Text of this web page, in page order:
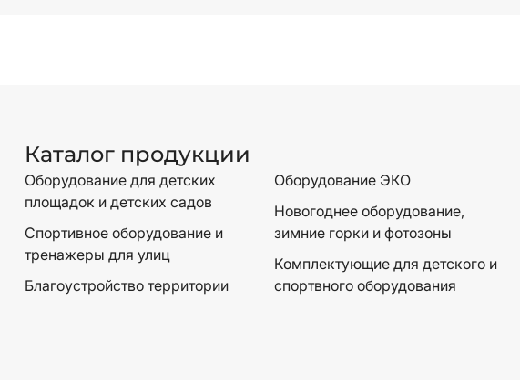
Каталог продукции
Оборудование для детских
площадок и детских садов
Спортивное оборудование и
тренажеры для улиц
Благоустройство территории
Оборудование ЭКО
Новогоднее оборудование,
зимние горки и фотозоны
Комплектующие для детского и
спортвного оборудования